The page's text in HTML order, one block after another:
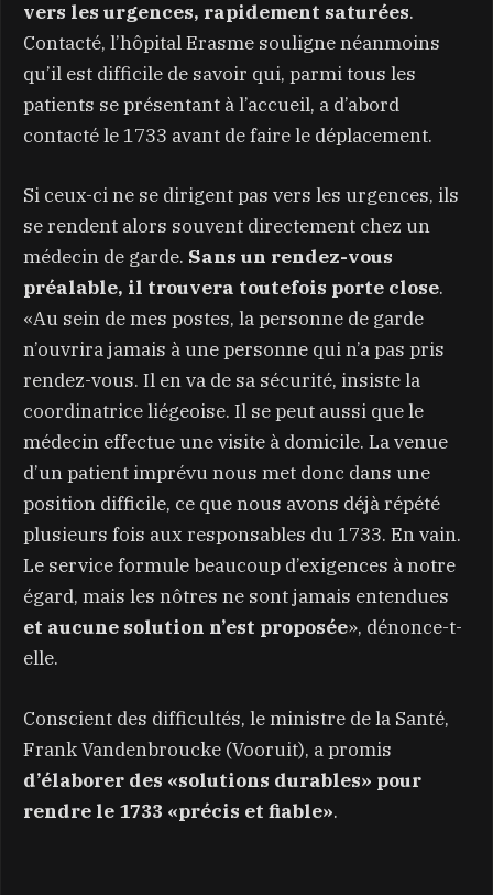
vers les urgences, rapidement saturées.
Contacté, l’hôpital Erasme souligne néanmoins
qu’il est difficile de savoir qui, parmi tous les
patients se présentant à l’accueil, a d’abord
contacté le 1733 avant de faire le déplacement.
Si ceux-ci ne se dirigent pas vers les urgences, ils
se rendent alors souvent directement chez un
médecin de garde. Sans un rendez-vous
préalable, il trouvera toutefois porte close.
«Au sein de mes postes, la personne de garde
n’ouvrira jamais à une personne qui n’a pas pris
rendez-vous. Il en va de sa sécurité, insiste la
coordinatrice liégeoise. Il se peut aussi que le
médecin effectue une visite à domicile. La venue
d’un patient imprévu nous met donc dans une
position difficile, ce que nous avons déjà répété
plusieurs fois aux responsables du 1733. En vain.
Le service formule beaucoup d’exigences à notre
égard, mais les nôtres ne sont jamais entendues
et aucune solution n’est proposée», dénonce-t-
elle.
Conscient des difficultés, le ministre de la Santé,
Frank Vandenbroucke (Vooruit), a promis
d’élaborer des «solutions durables» pour
rendre le 1733 «précis et fiable».